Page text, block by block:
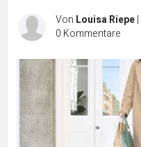
Von Louisa Riepe|
0 Kommentare